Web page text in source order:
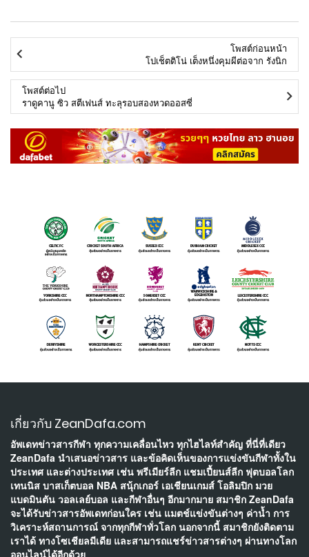
โพสต์ก่อนหน้า
โปเช็ตติโน่ เต็งหนึ่งคุมผีต่อจาก รังนิก
โพสต์ต่อไป
ราดูคานู ซิว สตีเฟนส์ ทะลุรอบสองหวดออสซี่
เกี่ยวกับ ZeanDafa.com
อัพเดทข่าวสารกีฬา ทุกความเคลื่อนไหว ทุกไฮไลท์สำคัญ ที่นี่ที่เดียว
ZeanDafa นำเสนอข่าวสาร และข้อคิดเห็นของการแข่งขันกีฬาทั้งใน
ประเทศ และต่างประเทศ เช่น พรีเมียร์ลีก แชมเปี้ยนส์ลีก ฟุตบอลโลก
เทนนิส บาสเก็ตบอล NBA สนุ้กเกอร์ เอเชียนเกมส์ โอลิมปิก มวย
แบดมินตัน วอลเลย์บอล และกีฬาอื่นๆ อีกมากมาย สมาชิก ZeanDafa
จะได้รับข่าวสารอัพเดทก่อนใคร เช่น แมตช์แข่งขันต่างๆ ค่าน้ำ การ
วิเคราะห์สถานการณ์ จากทุกกีฬาทั่วโลก นอกจากนี้ สมาชิกยังติดตาม
เราได้ ทางโซเชียลมีเดีย และสามารถแชร์ข่าวสารต่างๆ ผ่านทางโลก